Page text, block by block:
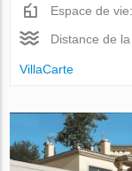
Espace de vie:
Distance de
VillaСarte